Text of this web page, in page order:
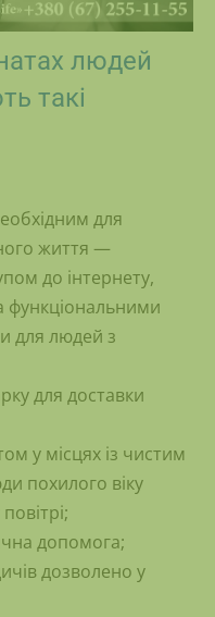
людей
такі
для
життя —
до інтернету,
функціональними
для людей з
для доставки
у місцях із чистим
похилого віку
допомога;
дозволено у